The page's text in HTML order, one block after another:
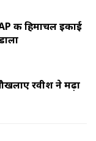
की हिमाचल इकाई
रवीश ने मढ़ा